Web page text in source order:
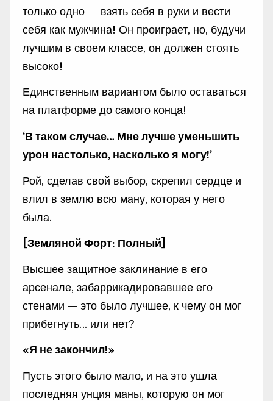
только одно — взять себя в руки и вести
себя как мужчина! Он проиграет, но, будучи
лучшим в своем классе, он должен стоять
высоко!
Единственным вариантом было оставаться
на платформе до самого конца!
‘В таком случае… Мне лучше уменьшить
урон настолько, насколько я могу!’
Рой, сделав свой выбор, скрепил сердце и
влил в землю всю ману, которая у него
была.
[Земляной Форт: Полный]
Высшее защитное заклинание в его
арсенале, забаррикадировавшее его
стенами — это было лучшее, к чему он мог
прибегнуть… или нет?
«Я не закончил!»
Пусть этого было мало, и на это ушла
последняя унция маны, которую он мог